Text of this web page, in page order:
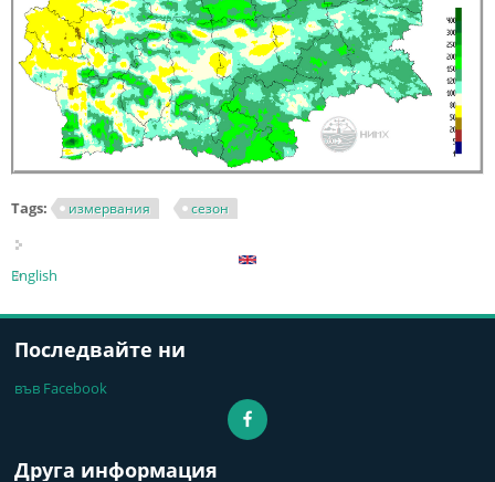
Tags: измервания сезон
English
Последвайте ни
във Facebook
Друга информация